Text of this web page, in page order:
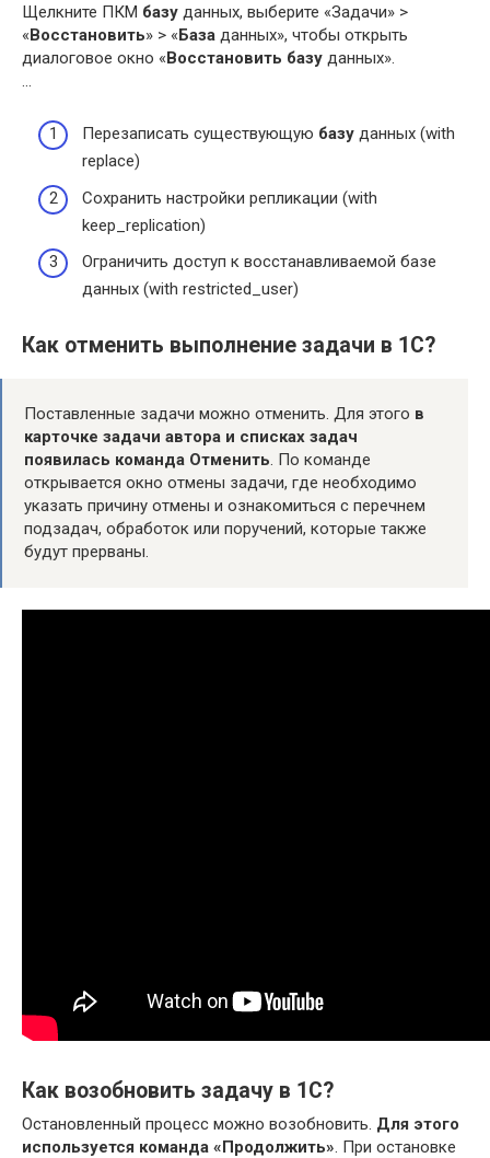
Щелкните ПКМ базу данных, выберите «Задачи» >
«Восстановить» > «База данных», чтобы открыть
диалоговое окно «Восстановить базу данных».
…
Перезаписать существующую базу данных (with
replace)
Сохранить настройки репликации (with
keep_replication)
Ограничить доступ к восстанавливаемой базе
данных (with restricted_user)
Как отменить выполнение задачи в 1С?
Поставленные задачи можно отменить. Для этого в
карточке задачи автора и списках задач
появилась команда Отменить . По команде
открывается окно отмены задачи, где необходимо
указать причину отмены и ознакомиться с перечнем
подзадач, обработок или поручений, которые также
будут прерваны.
Как возобновить задачу в 1С?
Остановленный процесс можно возобновить. Для этого
используется команда «Продолжить» . При остановке